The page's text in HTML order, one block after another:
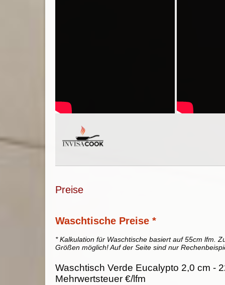
Preise
Waschtische Preise *
* Kalkulation für Waschtische basiert auf 55cm lfm.
Größen möglich! Auf der Seite sind nur
Waschtisch Verde Eucalypto 2,0 cm -
Mehrwertsteuer €/lfm